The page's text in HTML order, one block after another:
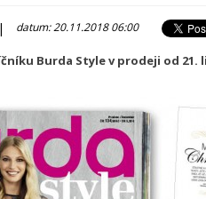
| datum: 20.11.2018 06:00
Burda Style v prodeji od 21.